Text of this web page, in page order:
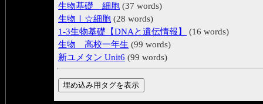
生物基礎 細胞 (37 words)
生物Ⅰ☆細胞 (28 words)
1-3生物基礎【DNAと遺伝情報】
(16 words)
生物 高校一年生 (99 words)
新ユメタン Unit6 (99 words)